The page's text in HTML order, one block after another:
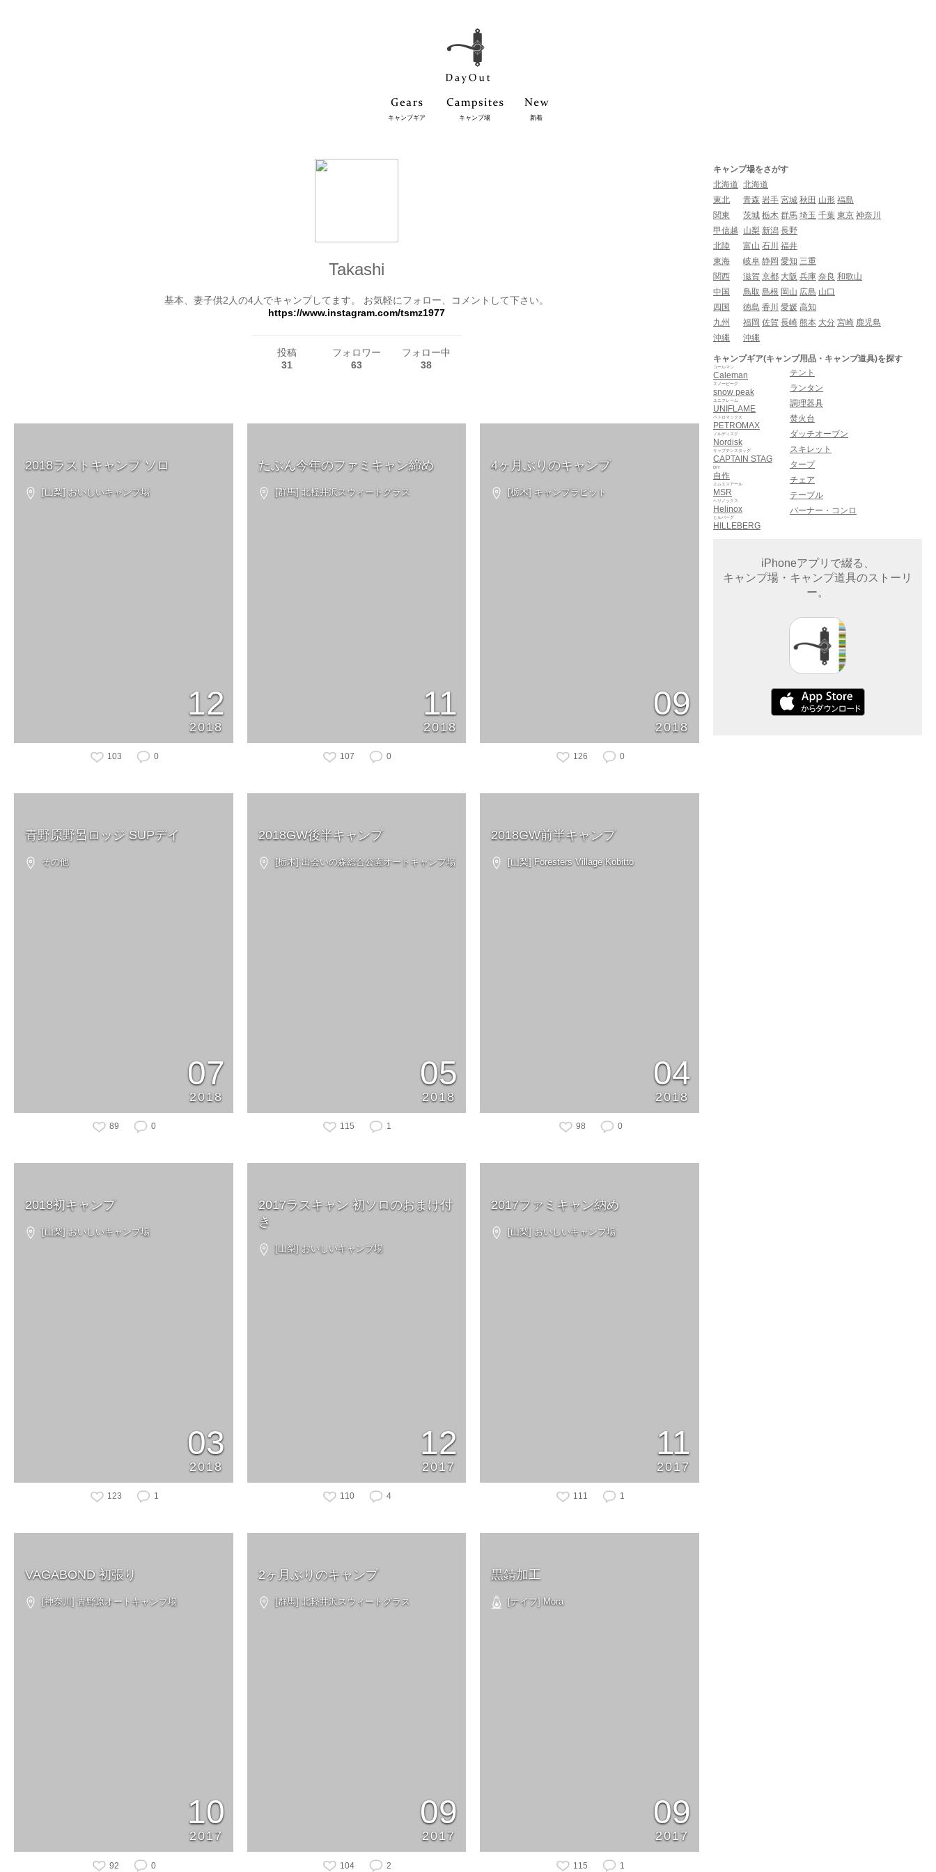
キャンプギア キャンプ場 新着
Takashi
基本、妻子供2人の4人でキャンプしてます。 お気軽にフォロー、コメントして下さい。
https://www.instagram.com/tsmz1977
投稿
31
フォロワー
63
フォロー中
38
2018ラストキャンプ ソロ
[山梨] おいしいキャンプ場
12
2018
103 0
たぶん今年のファミキャン締め
[群馬] 北軽井沢スウィートグラス
11
2018
107 0
4ヶ月ぶりのキャンプ
[栃木] キャンプラビット
09
2018
126 0
青野原野呂ロッジ SUPデイ
その他
07
2018
89 0
2018GW後半キャンプ
[栃木] 出会いの森総合公園オートキャンプ場
05
2018
115 1
2018GW前半キャンプ
[山梨] Foresters Village Kobitto
04
2018
98 0
2018初キャンプ
[山梨] おいしいキャンプ場
03
2018
123 1
2017ラスキャン 初ソロのおまけ付
き
[山梨] おいしいキャンプ場
12
2017
110 4
2017ファミキャン納め
[山梨] おいしいキャンプ場
11
2017
111 1
VAGABOND 初張り
[神奈川] 青野原オートキャンプ場
10
2017
92 0
2ヶ月ぶりのキャンプ
[群馬] 北軽井沢スウィートグラス
09
2017
104 2
黒錆加工
[ナイフ] Mora
09
2017
115 1
キャンプ場をさがす
北海道 北海道
東北
青森 岩手 宮城 秋田 山形 福島
関東
茨城 栃木 群馬 埼玉 千葉 東京 神奈川
甲信越
山梨 新潟 長野
北陸
富山 石川 福井
東海
岐阜 静岡 愛知 三重
関西
滋賀 京都 大阪 兵庫 奈良 和歌山
中国
鳥取 島根 岡山 広島 山口
四国
徳島 香川 愛媛 高知
九州
福岡 佐賀 長崎 熊本 大分 宮崎 鹿児島
沖縄
沖縄
キャンプギア(キャンプ用品・キャンプ道具)を探す
Caleman
コールマン
snow peak
スノーピーク
UNIFLAME
ユニフレーム
PETROMAX
ペトロマックス
Nordisk
ノルディスク
CAPTAIN STAG
キャプテンスタッグ
自作
DIY
MSR
エムエスアール
Helinox
ヘリノックス
HILLEBERG
ヒルバーグ
テント
ランタン
調理器具
焚火台
ダッチオーブン
スキレット
タープ
チェア
テーブル
バーナー・コンロ
iPhoneアプリで綴る、
キャンプ場・キャンプ道具のストーリ
ー。